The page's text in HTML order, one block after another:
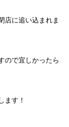
店に追い込まれま
ので宜しかったら
ます！